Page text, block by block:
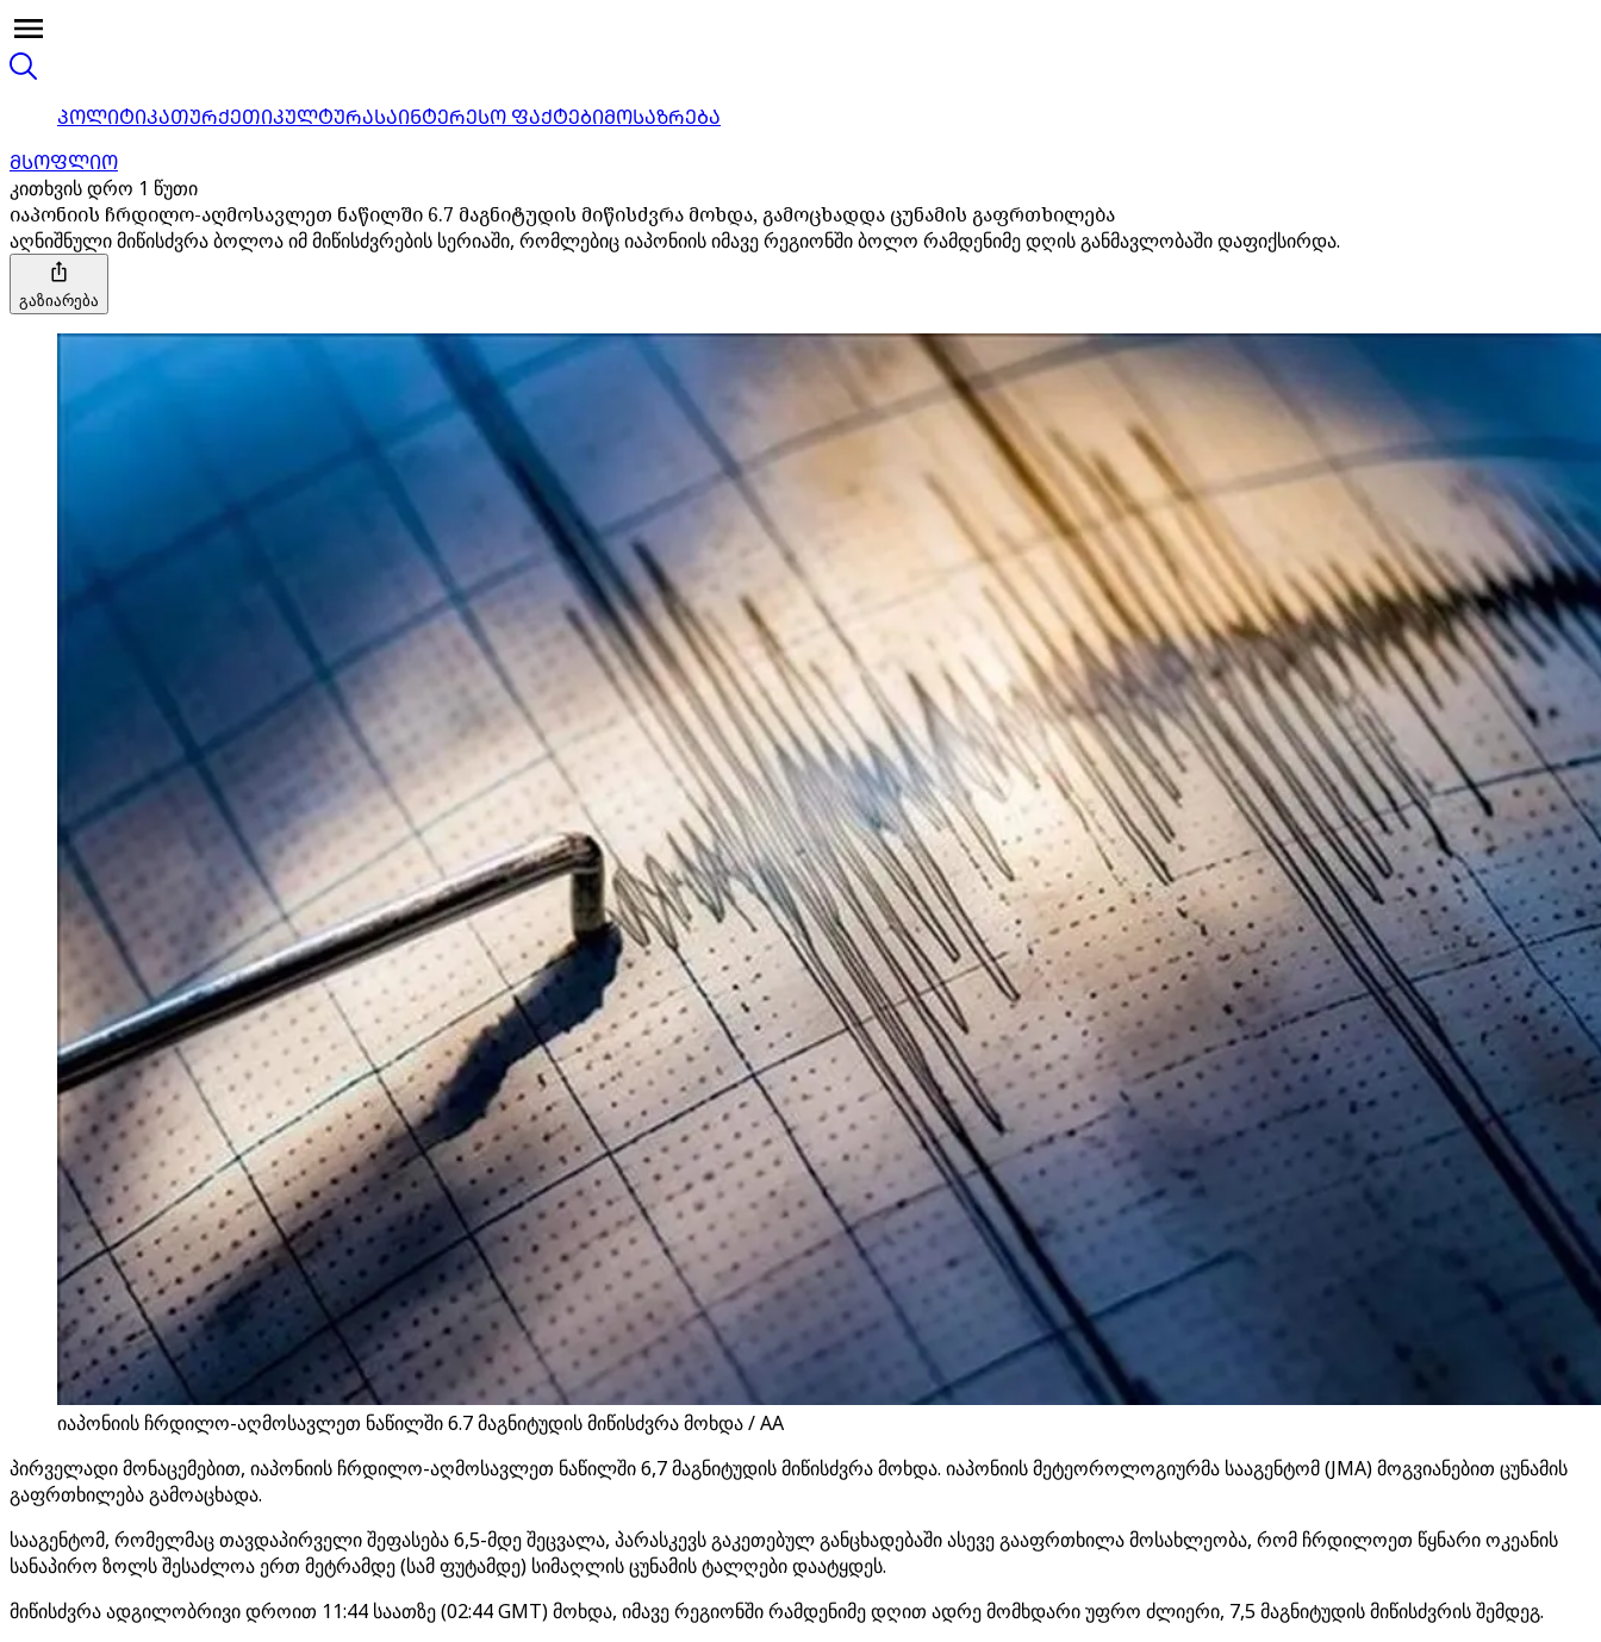
ᲞᲝᲚᲘᲢᲘᲙᲐᲗᲣᲠᲥᲔᲗᲘᲙᲣᲚᲢᲣᲠᲐᲡᲐᲘᲜᲢᲔᲠᲔᲡᲝ ᲤᲐᲥᲢᲔᲑᲘᲛᲝᲡᲐᲖᲠᲔᲑᲐ
ᲛᲡᲝᲤᲚᲘᲝ
კითხვის დრო 1 წუთი
იაპონიის ჩრდილო-აღმოსავლეთ ნაწილში 6.7 მაგნიტუდის მიწისძვრა მოხდა, გამოცხადდა ცუნამის გაფრთხილება
აღნიშნული მიწისძვრა ბოლოა იმ მიწისძვრების სერიაში, რომლებიც იაპონიის იმავე რეგიონში ბოლო რამდენიმე დღის განმავლობაში დაფიქსირდა.
გაზიარება
იაპონიის ჩრდილო-აღმოსავლეთ ნაწილში 6.7 მაგნიტუდის მიწისძვრა მოხდა / AA
პირველადი მონაცემებით, იაპონიის ჩრდილო-აღმოსავლეთ ნაწილში 6,7 მაგნიტუდის მიწისძვრა მოხდა. იაპონიის მეტეოროლოგიურმა სააგენტომ (JMA) მოგვიანებით ცუნამის
გაფრთხილება გამოაცხადა.
სააგენტომ, რომელმაც თავდაპირველი შეფასება 6,5-მდე შეცვალა, პარასკევს გაკეთებულ განცხადებაში ასევე გააფრთხილა მოსახლეობა, რომ ჩრდილოეთ წყნარი ოკეანის
სანაპირო ზოლს შესაძლოა ერთ მეტრამდე (სამ ფუტამდე) სიმაღლის ცუნამის ტალღები დაატყდეს.
მიწისძვრა ადგილობრივი დროით 11:44 საათზე (02:44 GMT) მოხდა, იმავე რეგიონში რამდენიმე დღით ადრე მომხდარი უფრო ძლიერი, 7,5 მაგნიტუდის მიწისძვრის შემდეგ.